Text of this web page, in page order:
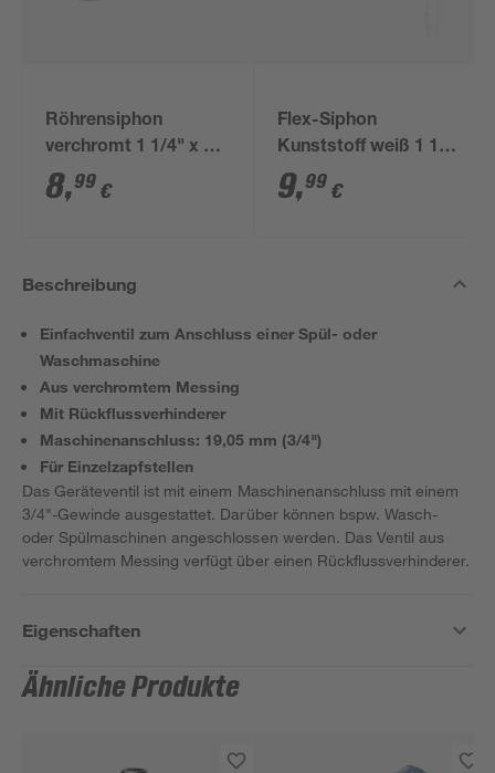
Röhrensiphon
verchromt 1 1/4" x 32
mm
8,99 €
Flex-Siphon
Kunststoff weiß 1 1/2'
x 40/50 mm
9,99 €
Beschreibung
Einfachventil zum Anschluss einer Spül- oder
Waschmaschine
Aus verchromtem Messing
Mit Rückflussverhinderer
Maschinenanschluss: 19,05 mm (3/4")
Für Einzelzapfstellen
Das Geräteventil ist mit einem Maschinenanschluss mit einem
3/4"-Gewinde ausgestattet. Darüber können bspw. Wasch-
oder Spülmaschinen angeschlossen werden. Das Ventil aus
verchromtem Messing verfügt über einen Rückflussverhinderer.
Eigenschaften
Ähnliche Produkte